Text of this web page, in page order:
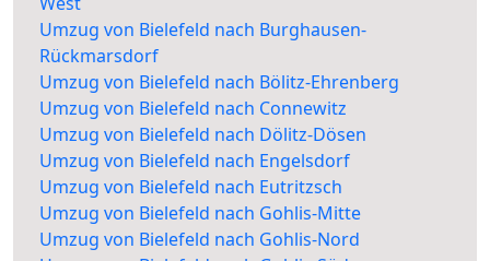
Umzug von Bielefeld nach Burghausen-
Rückmarsdorf
Umzug von Bielefeld nach Bölitz-Ehrenberg
Umzug von Bielefeld nach Connewitz
Umzug von Bielefeld nach Dölitz-Dösen
Umzug von Bielefeld nach Engelsdorf
Umzug von Bielefeld nach Eutritzsch
Umzug von Bielefeld nach Gohlis-Mitte
Umzug von Bielefeld nach Gohlis-Nord